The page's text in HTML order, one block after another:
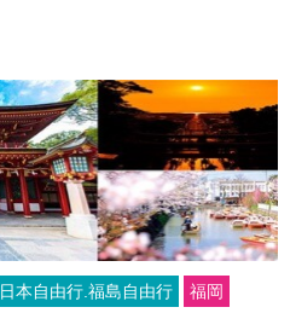
日本自由行.福島自由行 福岡